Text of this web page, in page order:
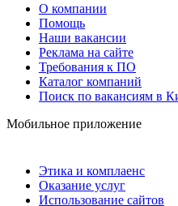
О компании
Помощь
Наши вакансии
Реклама на сайте
Требования к ПО
Каталог компаний
Поиск по вакансиям в
Мобильное приложение
Этика и комплаенс
Оказание услуг
Использование сайтов